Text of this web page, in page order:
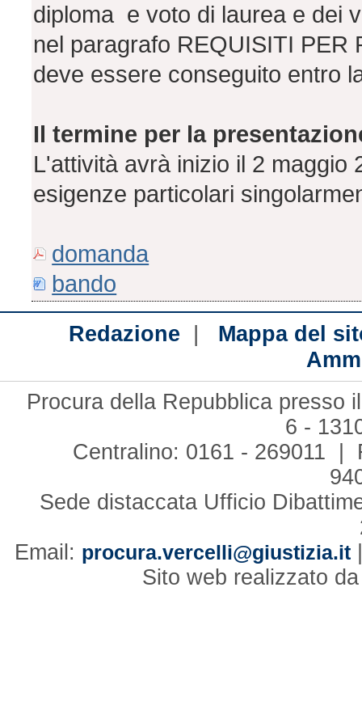
diploma e voto di laurea e dei
nel paragrafo REQUISITI PER
deve essere conseguito entro
Il termine per la
L'attività avrà inizio il 2
esigenze particolari
domanda
bando
Redazione
Mappa del
Procura della Repubblica presso
6 -
Centralino: 0161 - 269011 |
Sede distaccata Ufficio
Email: procura.vercelli@giustizia.it|
Sito web realizzato